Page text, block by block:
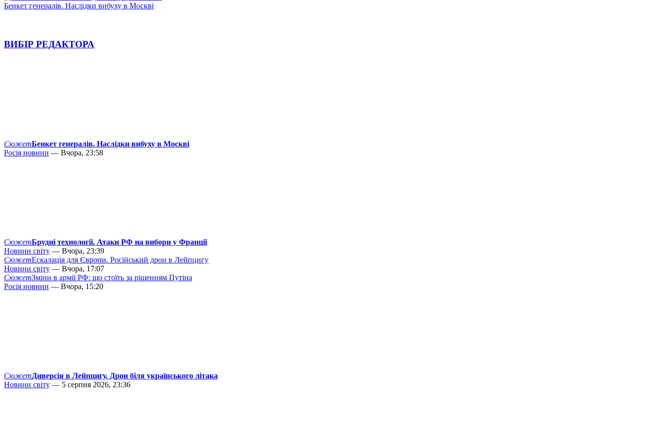
Бенкет генералів. Наслідки вибуху в Москві
ВИБІР РЕДАКТОРА
СюжетБенкет генералів. Наслідки вибуху в Москві
Росія новини — Вчора, 23:58
СюжетБрудні технології. Атаки РФ на вибори у Франції
Новини світу — Вчора, 23:39
СюжетЕскалація для Європи. Російський дрон в Лейпцигу
Новини світу — Вчора, 17:07
СюжетЗміни в армії РФ: що стоїть за рішенням Путіна
Росія новини — Вчора, 15:20
СюжетДиверсія в Лейпцигу. Дрон біля українського літака
Новини світу — 5 серпня 2026, 23:36